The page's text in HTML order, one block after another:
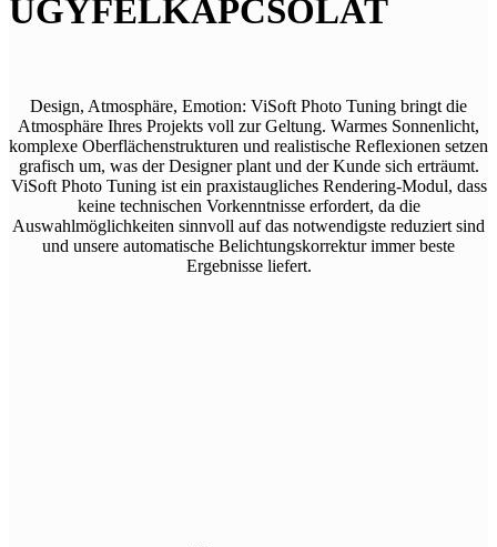
ÜGYFÉLKAPCSOLAT
Design, Atmosphäre, Emotion: ViSoft Photo Tuning bringt die
Atmosphäre Ihres Projekts voll zur Geltung. Warmes Sonnenlicht,
komplexe Oberflächenstrukturen und realistische Reflexionen setzen
grafisch um, was der Designer plant und der Kunde sich erträumt.
ViSoft Photo Tuning ist ein praxistaugliches Rendering-Modul, dass
keine technischen Vorkenntnisse erfordert, da die
Auswahlmöglichkeiten sinnvoll auf das notwendigste reduziert sind
und unsere automatische Belichtungskorrektur immer beste
Ergebnisse liefert.